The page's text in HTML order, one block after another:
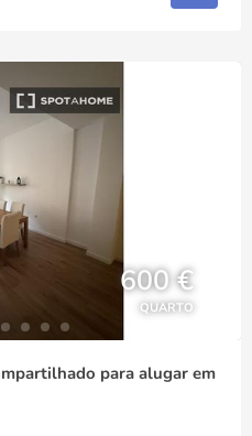
600 €
QUARTO
para alugar em